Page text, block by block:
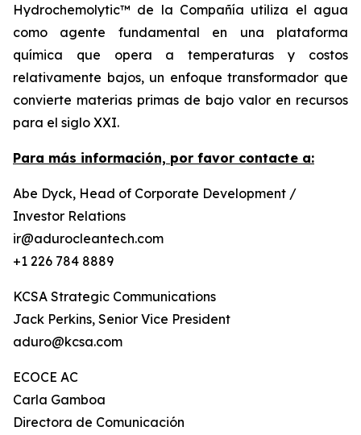
Hydrochemolytic™ de la Compañía utiliza el agua
como agente fundamental en una plataforma
química que opera a temperaturas y costos
relativamente bajos, un enfoque transformador que
convierte materias primas de bajo valor en recursos
para el siglo XXI.
Para más información, por favor contacte a:
Abe Dyck, Head of Corporate Development /
Investor Relations
ir@adurocleantech.com
+1 226 784 8889
KCSA Strategic Communications
Jack Perkins, Senior Vice President
aduro@kcsa.com
ECOCE AC
Carla Gamboa
Directora de Comunicación